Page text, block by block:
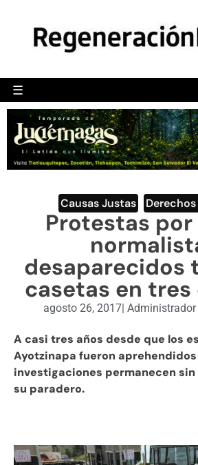
☰
POLÍTICA
CAMALEÓN
OPINIÓN
DEPORTES
ENGLISH
VIDEOS
Causas Justas
Protestas por
desaparecidos
casetas en
agosto 26, 2017| Administrador
A casi tres años desde que los
Ayotzinapa fueron aprehendidos
investigaciones permanecen
su paradero.